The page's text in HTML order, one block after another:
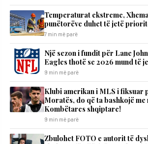
Temperaturat ekstreme,
punëtorëve duhet të jetë
7 min më parë
Një sezon i fundit për Lane
Eagles thotë se 2026 mund të
9 min më parë
Klubi amerikan i MLS i fiksuar
Moratës, do që ta bashkojë
Kombëtares shqiptare!
9 min më parë
Zbulohet FOTO e autorit të